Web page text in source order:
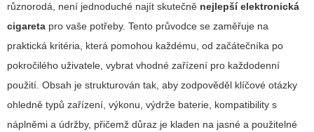
různorodá, není jednoduché najít skutečně nejlepší elektronická
cigareta pro vaše potřeby. Tento průvodce se zaměřuje na
praktická kritéria, která pomohou každému, od začátečníka po
pokročilého uživatele, vybrat vhodné zařízení pro každodenní
použití. Obsah je strukturován tak, aby zodpověděl klíčové otázky
ohledně typů zařízení, výkonu, výdrže baterie, kompatibility s
náplněmi a údržby, přičemž důraz je kladen na jasné a použitelné